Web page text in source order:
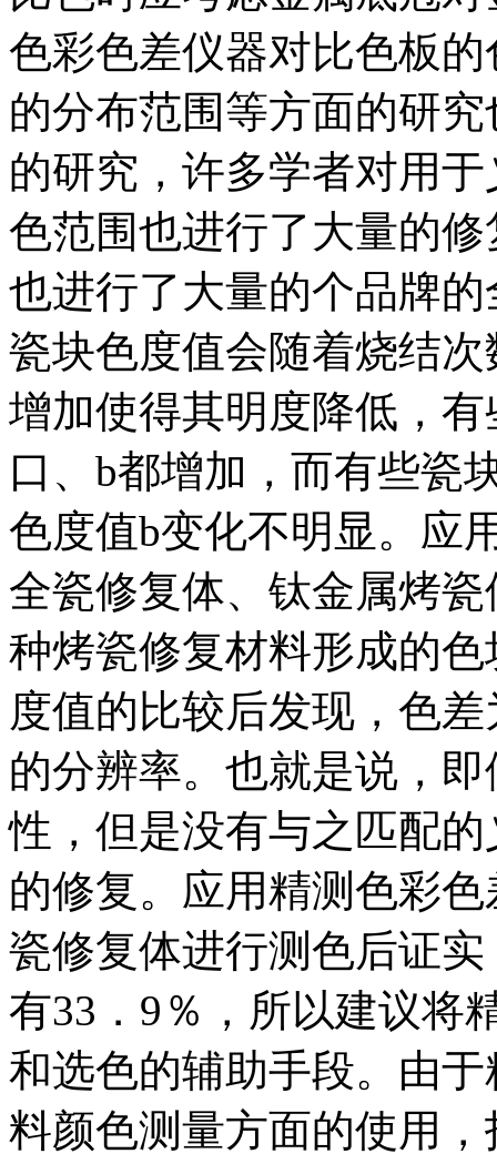
色彩色差仪器对比色板
的分布范围等方面的研
的研究，许多学者对用
色范围也进行了大量的
也进行了大量的个品牌
瓷块色度值会随着烧结
增加使得其明度降低，
口、b都增加，而有些瓷
色度值b变化不明显。应
全瓷修复体、钛金属烤
种烤瓷修复材料形成的
度值的比较后发现，色
的分辨率。也就是说，
性，但是没有与之匹配
的修复。应用精测色彩
瓷修复体进行测色后证
有33．9％，所以建议将
和选色的辅助手段。由
料颜色测量方面的使用